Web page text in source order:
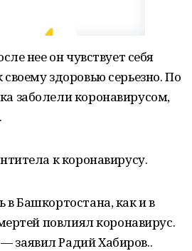
нее он чувствует себя
здоровью серьезно. По
заболели коронавирусом,
к коронавирусу.
Башкортостана, как и в
повлиял коронавирус.
заявил Радий Хабиров..